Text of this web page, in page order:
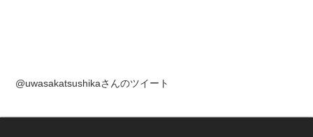
@uwasakatsushikaさんのツイート